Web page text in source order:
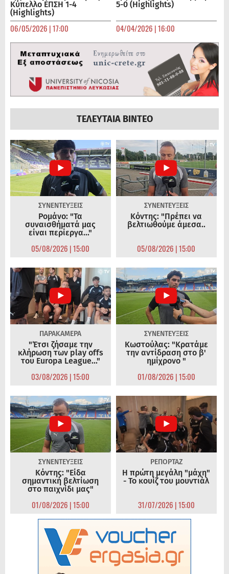
Κύπελλο ΕΠΣΗ 1-4
(Highlights)
06/05/2026 | 17:00
5-0 (Highlights)
04/04/2026 | 16:00
ΤΕΛΕΥΤΑΙΑ ΒΙΝΤΕΟ
ΣΥΝΕΝΤΕΥΞΕΙΣ
Ρομάνο: "Τα
συναισθήματά μας
είναι περίεργα..."
05/08/2026 | 15:00
ΣΥΝΕΝΤΕΥΞΕΙΣ
Κόντης: "Πρέπει να
βελτιωθούμε άμεσα..
05/08/2026 | 15:00
ΠΑΡΑΚΑΜΕΡΑ
"Έτσι ζήσαμε την
κλήρωση των play offs
του Europa League..."
03/08/2026 | 15:00
ΣΥΝΕΝΤΕΥΞΕΙΣ
Κωστούλας: "Κρατάμε
την αντίδραση στο β'
ημίχρονο "
01/08/2026 | 15:00
ΣΥΝΕΝΤΕΥΞΕΙΣ
Κόντης: "Είδα
σημαντική βελτίωση
στο παιχνίδι μας"
01/08/2026 | 15:00
ΡΕΠΟΡΤΑΖ
Η πρώτη μεγάλη "μάχη"
- Το κουίζ του μουντιάλ
31/07/2026 | 15:00